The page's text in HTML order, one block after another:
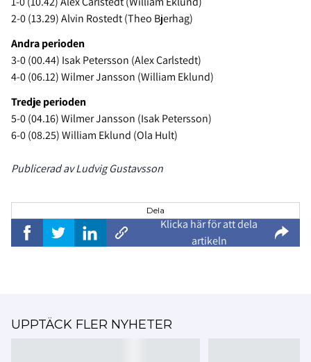
2-0 (13.29) Alvin Rostedt (Theo Bjerhag)
Andra perioden
3-0 (00.44) Isak Petersson (Alex Carlstedt)
4-0 (06.12) Wilmer Jansson (William Eklund)
Tredje perioden
5-0 (04.16) Wilmer Jansson (Isak Petersson)
6-0 (08.25) William Eklund (Ola Hult)
Publicerad av Ludvig Gustavsson
Dela
Klicka här för att dela
artikeln
UPPTÄCK FLER NYHETER